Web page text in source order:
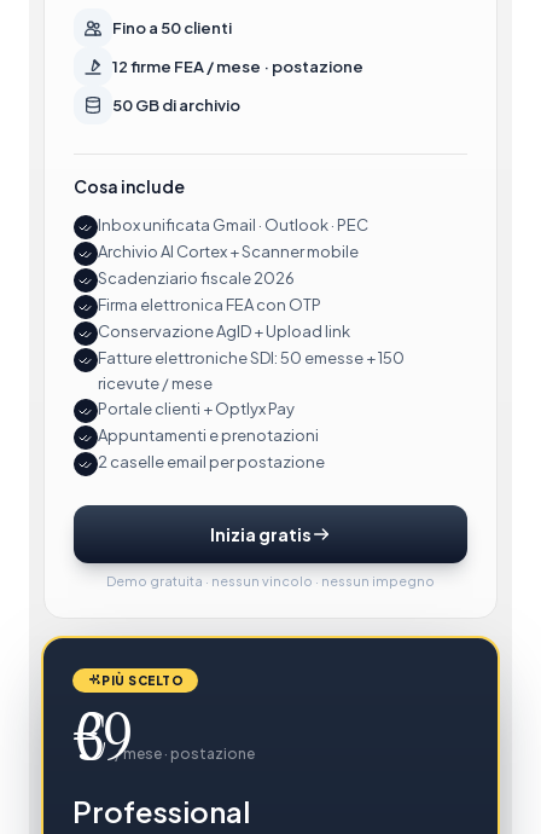
Fino a 50 clienti
12 firme FEA / mese · postazione
50 GB di archivio
Cosa include
Inbox unificata Gmail · Outlook · PEC
Archivio AI Cortex + Scanner mobile
Scadenziario fiscale 2026
Firma elettronica FEA con OTP
Conservazione AgID + Upload link
Fatture elettroniche SDI: 50 emesse + 150
ricevute / mese
Portale clienti + Optlyx Pay
Appuntamenti e prenotazioni
2 caselle email per postazione
Inizia gratis
Demo gratuita · nessun vincolo · nessun impegno
PIÙ SCELTO
€ / mese · postazione
Professional